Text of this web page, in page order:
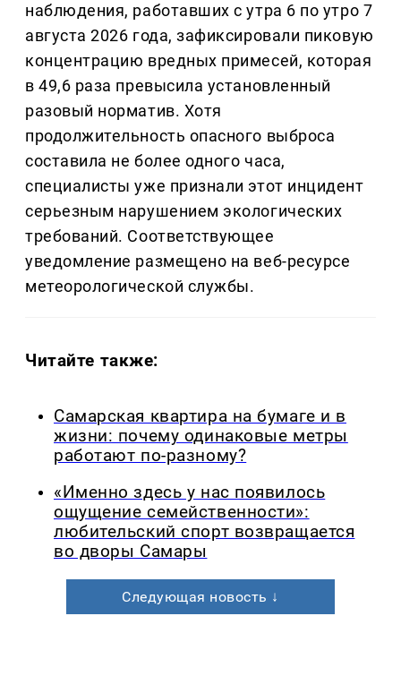
наблюдения, работавших с утра 6 по утро 7
августа 2026 года, зафиксировали пиковую
концентрацию вредных примесей, которая
в 49,6 раза превысила установленный
разовый норматив. Хотя
продолжительность опасного выброса
составила не более одного часа,
специалисты уже признали этот инцидент
серьезным нарушением экологических
требований. Соответствующее
уведомление размещено на веб-ресурсе
метеорологической службы.
Читайте также:
Самарская квартира на бумаге и в
жизни: почему одинаковые метры
работают по-разному?
«Именно здесь у нас появилось
ощущение семейственности»:
любительский спорт возвращается
во дворы Самары
Следующая новость ↓